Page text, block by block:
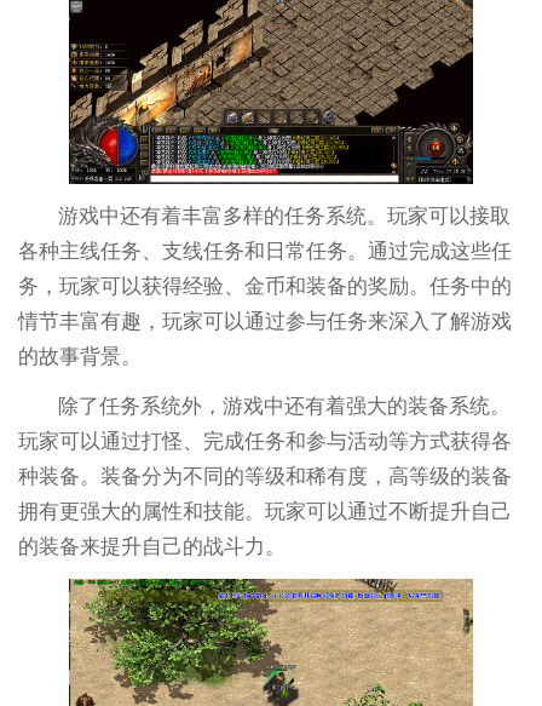
游戏中还有着丰富多样的任务系统。玩家可以接取
各种主线任务、支线任务和日常任务。通过完成这些任
务，玩家可以获得经验、金币和装备的奖励。任务中的
情节丰富有趣，玩家可以通过参与任务来深入了解游戏
的故事背景。
除了任务系统外，游戏中还有着强大的装备系统。
玩家可以通过打怪、完成任务和参与活动等方式获得各
种装备。装备分为不同的等级和稀有度，高等级的装备
拥有更强大的属性和技能。玩家可以通过不断提升自己
的装备来提升自己的战斗力。